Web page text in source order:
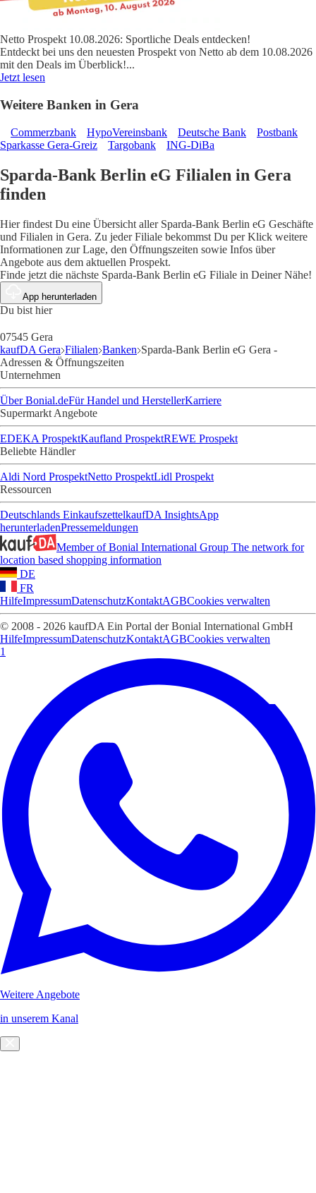
Netto Prospekt 10.08.2026: Sportliche Deals entdecken!
Entdeckt bei uns den neuesten Prospekt von Netto ab dem 10.08.2026
mit den Deals im Überblick!...
Jetzt lesen
Weitere Banken in Gera
Commerzbank HypoVereinsbank Deutsche Bank
Postbank
Sparkasse Gera-Greiz
Targobank ING-DiBa
Sparda-Bank Berlin eG Filialen in Gera
finden
Hier findest Du eine Übersicht aller Sparda-Bank Berlin eG Geschäfte
und Filialen in Gera. Zu jeder Filiale bekommst Du per Klick weitere
Informationen zur Lage, den Öffnungszeiten sowie Infos über
Angebote aus dem aktuellen Prospekt.
Finde jetzt die nächste Sparda-Bank Berlin eG Filiale in Deiner Nähe!
App herunterladen
Du bist hier
07545 Gera
kaufDA Gera Filialen Banken Sparda-Bank Berlin eG Gera -
Adressen & Öffnungszeiten
Unternehmen
Über Bonial.deFür Handel und HerstellerKarriere
Supermarkt Angebote
EDEKA ProspektKaufland ProspektREWE Prospekt
Beliebte Händler
Aldi Nord ProspektNetto ProspektLidl Prospekt
Ressourcen
Deutschlands EinkaufszettelkaufDA InsightsApp
herunterladenPressemeldungen
Member of Bonial International Group The network for
location based shopping information
DE
FR
HilfeImpressumDatenschutzKontaktAGBCookies verwalten
© 2008 - 2026 kaufDA Ein Portal der Bonial International GmbH
HilfeImpressumDatenschutzKontaktAGBCookies verwalten
1
Weitere Angebote
in unserem Kanal